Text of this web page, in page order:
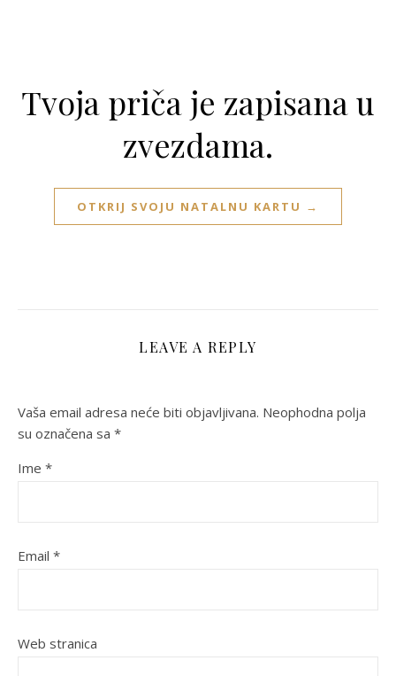
Tvoja priča je zapisana u
zvezdama.
OTKRIJ SVOJU NATALNU KARTU →
LEAVE A REPLY
Vaša email adresa neće biti objavljivana. Neophodna polja
su označena sa *
Ime *
Email *
Web stranica